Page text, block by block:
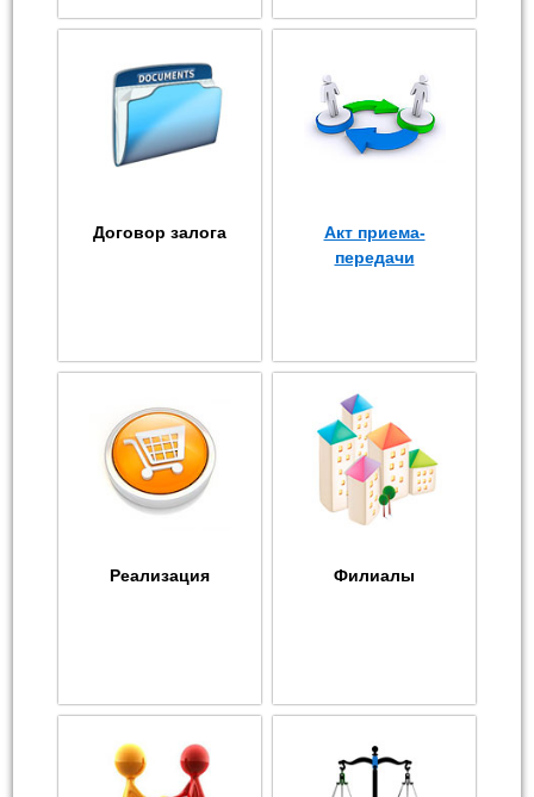
Договор залога
Акт приема-
передачи
Реализация Филиалы